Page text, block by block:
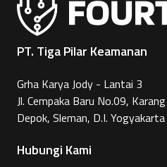
PT. Tiga Pilar Keamanan
Grha Karya Jody - Lantai 3
Jl. Cempaka Baru No.09,
Depok, Sleman, D.I.
Hubungi Kami